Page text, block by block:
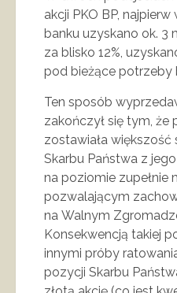
akcji PKO BP, najpierw
banku uzyskano ok. 3
za blisko 12%,
pod bieżące potrzeby
Ten sposób
zakończył się tym, że
zostawiała
Skarbu Państwa z
na poziomie zupełnie
pozwalającym
na Walnym
Konsekwencją takiej
innymi próby
pozycji Skarbu